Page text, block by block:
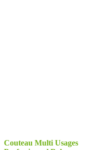
Couteau Multi Usages